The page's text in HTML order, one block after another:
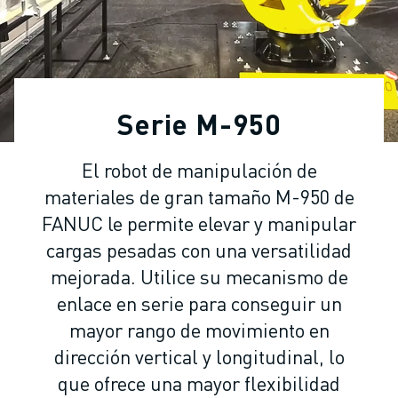
ROBOTS INDUSTRIALES
ROBOTS COLABORATIVOS
GAMA DE ROBOTS
CONTROLADORES DE ROBOTS
ACCESORIOS PARA ROBOTS
SOFTWARE PARA ROBOTS
ROBOTS EDUCATIVOS
AUTOMATIZACIÓN ROBÓTICA
ROBOTS DE SOLDADURA POR ARCO
SERIE ARC MATE
SERIE M-900
ROBOTS DELTA
ROBOTS PARA ALIMENTOS Y SALAS BLANCAS
ROBOTS DE PINTURA
ROBOTS PARA PALETIZADO
Serie M-950
El robot de manipulación de
materiales de gran tamaño M-950 de
FANUC le permite elevar y manipular
cargas pesadas con una versatilidad
mejorada. Utilice su mecanismo de
enlace en serie para conseguir un
mayor rango de movimiento en
dirección vertical y longitudinal, lo
que ofrece una mayor flexibilidad